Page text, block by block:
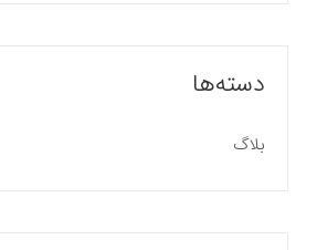
دسته‌ها
بلاگ